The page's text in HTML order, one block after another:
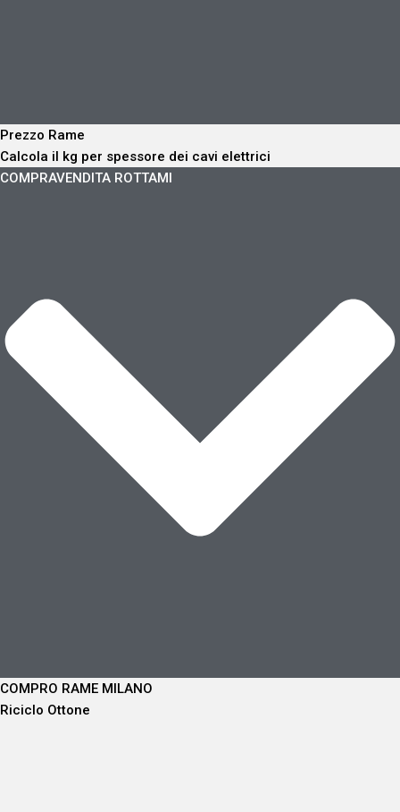
Prezzo Rame
Calcola il kg per spessore dei cavi elettrici
COMPRAVENDITA ROTTAMI
COMPRO RAME MILANO
Riciclo Ottone